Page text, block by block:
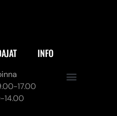
17.00
14.00
INFO